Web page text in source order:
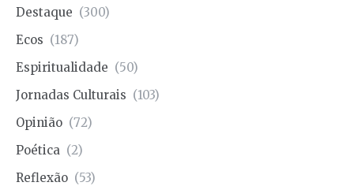
Destaque (300)
Ecos (187)
Espiritualidade (50)
Jornadas Culturais (103)
Opinião (72)
Poética (2)
Reflexão (53)